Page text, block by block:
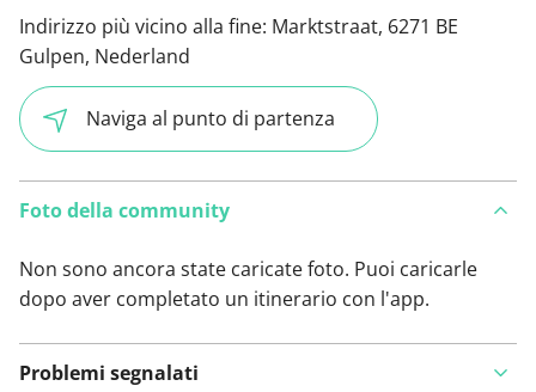
Indirizzo più vicino alla fine: Marktstraat, 6271 BE
Gulpen, Nederland
Naviga al punto di partenza
Foto della community
Non sono ancora state caricate foto. Puoi caricarle
dopo aver completato un itinerario con l'app.
Problemi segnalati